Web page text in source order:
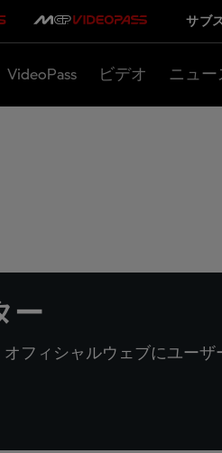
サブ
VideoPass ビデオ ニュー
ー
フィシャルウェブにユーザ